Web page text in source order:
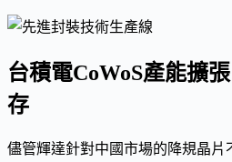
台積電CoWoS產能擴
存
儘管輝達針對中國市場的降規晶片